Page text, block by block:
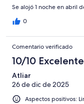
Se alojó 1 noche en abril
0
Comentario verificado
10/10 Excelente
Atliar
26 de dic de 2025
Aspectos positivos: